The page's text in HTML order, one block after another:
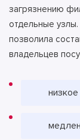
загрязнению
отдельные
позволила
владельцев